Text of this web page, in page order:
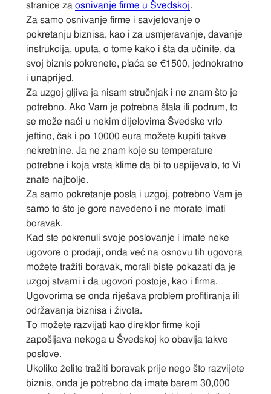
stranice za osnivanje firme u Švedskoj.
Za samo osnivanje firme i savjetovanje o
pokretanju biznisa, kao i za usmjeravanje, davanje
instrukcija, uputa, o tome kako i šta da učinite, da
svoj biznis pokrenete, plaća se €1500, jednokratno
i unaprijed.
Za uzgoj gljiva ja nisam stručnjak i ne znam što je
potrebno. Ako Vam je potrebna štala ili podrum, to
se može naći u nekim dijelovima Švedske vrlo
jeftino, čak i po 10000 eura možete kupiti takve
nekretnine. Ja ne znam koje su temperature
potrebne i koja vrsta klime da bi to uspijevalo, to Vi
znate najbolje.
Za samo pokretanje posla i uzgoj, potrebno Vam je
samo to što je gore navedeno i ne morate imati
boravak.
Kad ste pokrenuli svoje poslovanje i imate neke
ugovore o prodaji, onda već na osnovu tih ugovora
možete tražiti boravak, morali biste pokazati da je
uzgoj stvarni i da ugovori postoje, kao i firma.
Ugovorima se onda riješava problem profitiranja ili
održavanja biznisa i života.
To možete razvijati kao direktor firme koji
zapošljava nekoga u Švedskoj ko obavlja takve
poslove.
Ukoliko želite tražiti boravak prije nego što razvijete
biznis, onda je potrebno da imate barem 30,000